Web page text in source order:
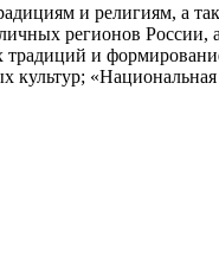
и религиям, а
регионов
и